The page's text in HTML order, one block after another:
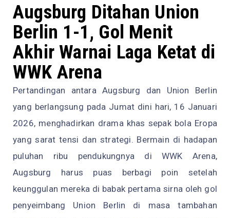
Augsburg Ditahan Union
Berlin 1-1, Gol Menit
Akhir Warnai Laga Ketat di
WWK Arena
Pertandingan antara Augsburg dan Union Berlin
yang berlangsung pada Jumat dini hari, 16 Januari
2026, menghadirkan drama khas sepak bola Eropa
yang sarat tensi dan strategi. Bermain di hadapan
puluhan ribu pendukungnya di WWK Arena,
Augsburg harus puas berbagi poin setelah
keunggulan mereka di babak pertama sirna oleh gol
penyeimbang Union Berlin di masa tambahan